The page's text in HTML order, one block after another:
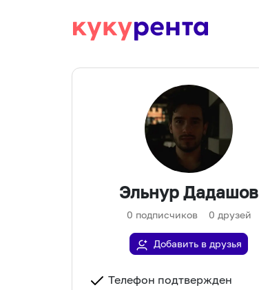
Эльнур Дадашов
0 подписчиков 0 друзей
Добавить в друзья
Телефон подтвержден